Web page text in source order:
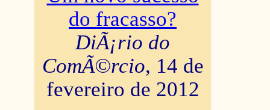
do fracasso?
DiÃ¡rio do
ComÃ©rcio, 14 de
fevereiro de 2012